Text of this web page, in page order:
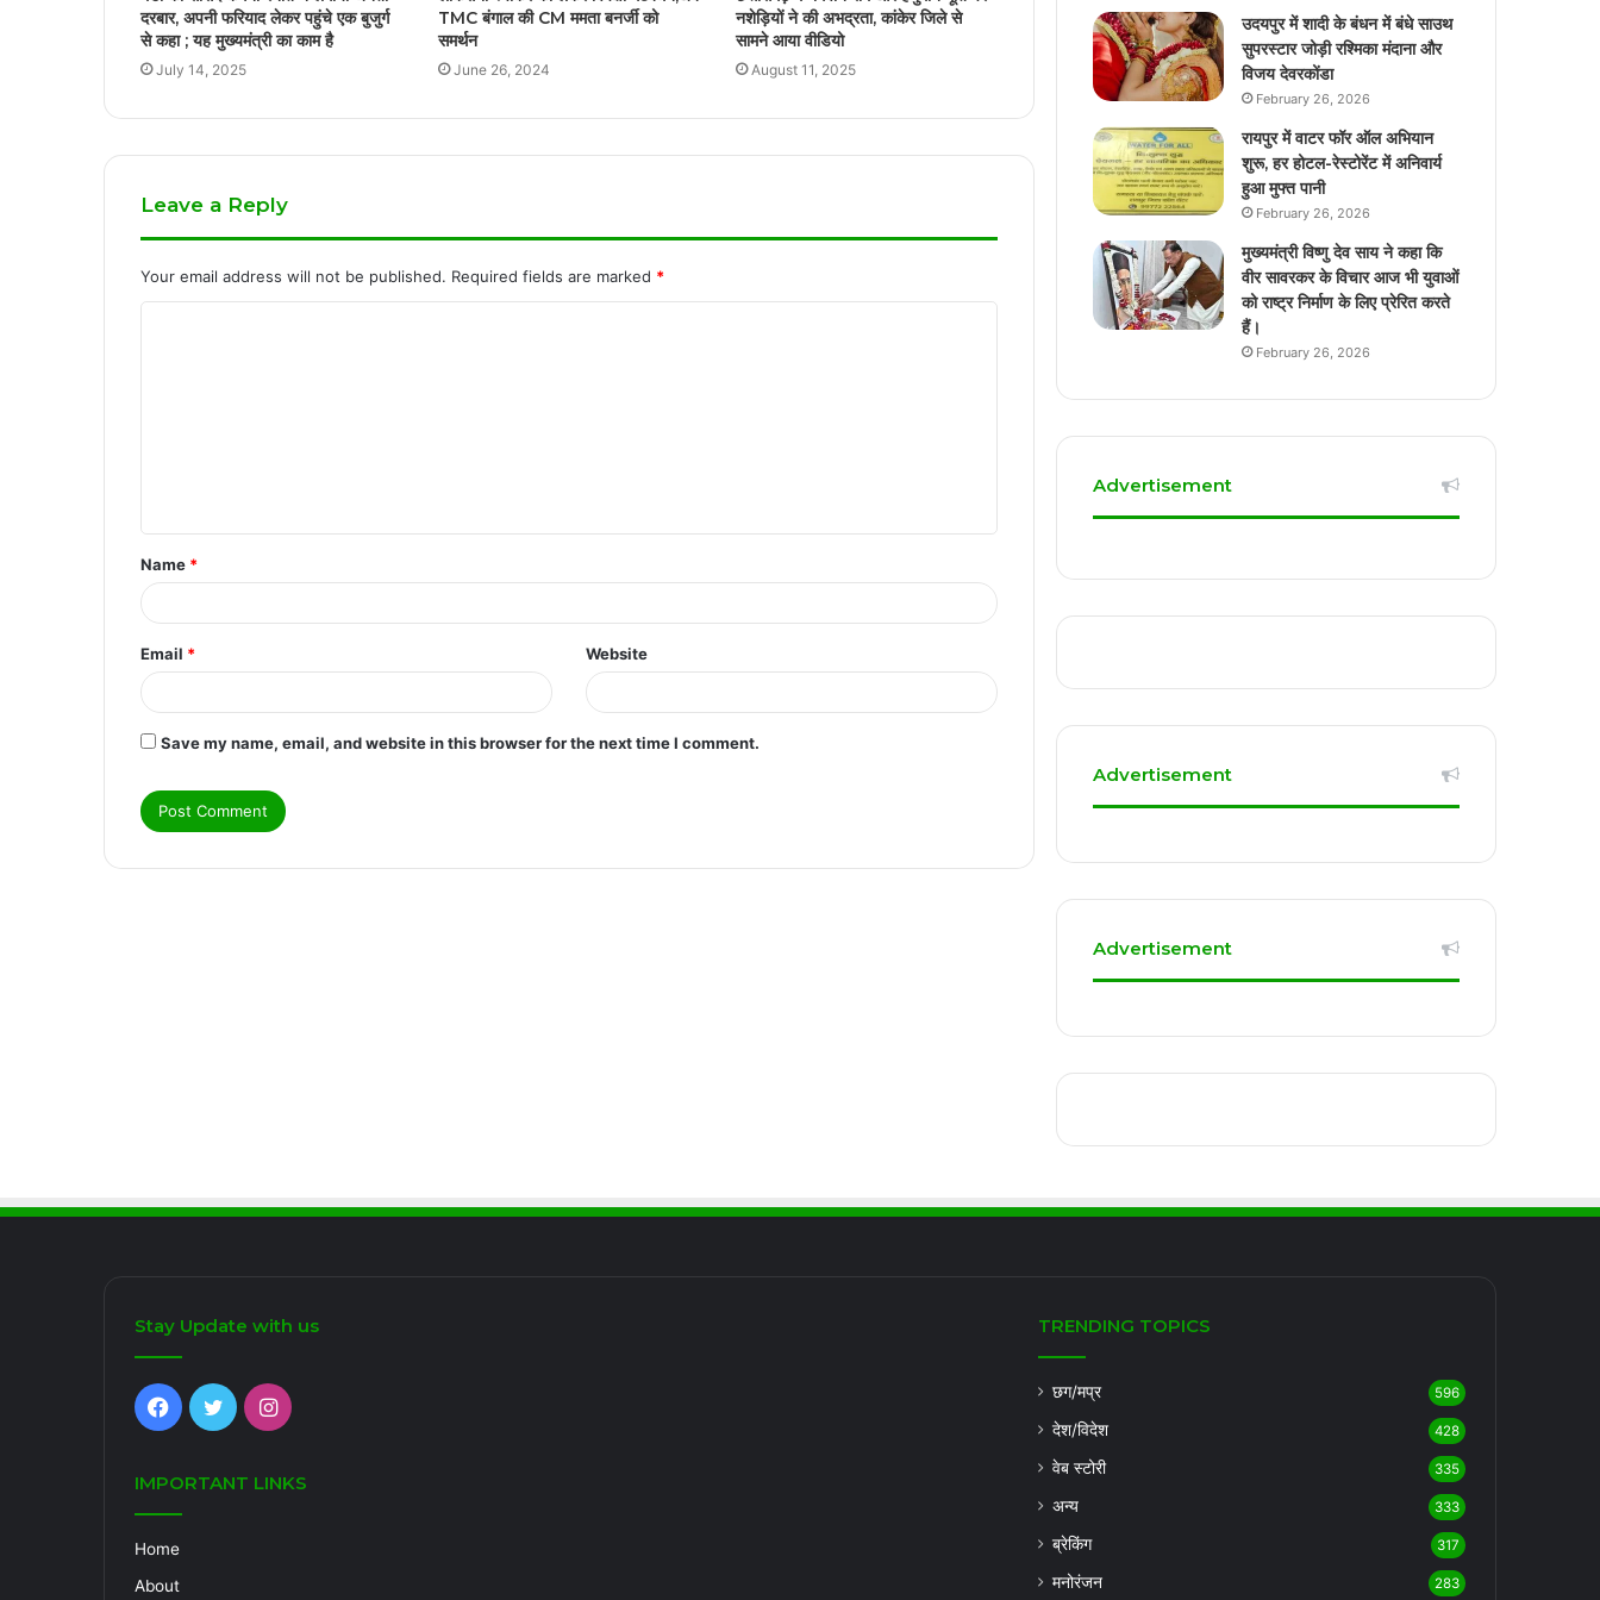
फरवरी को जाएंगे बस्तर
से लिया 5 साल का ब्रेक, स्वास्थ्य समस्याओं को
ने की मजेदार बात, वीडियो हो रहा गायरल
दरबार, अपनी फरियाद लेकर पहुंचे एक बुजुर्ग
से कहा ; यह मुख्यमंत्री का काम है
July 14, 2025
TMC बंगाल की CM ममता बनर्जी को
समर्थन
June 26, 2024
नशेड़ियों ने की अभद्रता, कांकेर जिले से
सामने आया वीडियो
August 11, 2025
Leave a Reply
Your email address will not be published. Required fields are marked *
t
*
Name *
Email * Website
Save my name, email, and website in this browser for the next time I comment.
उदयपुर में शादी के बंधन में बंधे साउथ
सुपरस्टार जोड़ी रश्मिका मंदाना और
विजय देवरकोंडा
February 26, 2026
रायपुर में वाटर फॉर ऑल अभियान
शुरू, हर होटल-रेस्टोरेंट में अनिवार्य
हुआ मुफ्त पानी
February 26, 2026
मुख्यमंत्री विष्णु देव साय ने कहा कि
वीर सावरकर के विचार आज भी युवाओं
को राष्ट्र निर्माण के लिए प्रेरित करते
हैं।
February 26, 2026
Advertisement
Advertisement
Advertisement
Stay Update with us
Facebook
TwitterInstagram
IMPORTANT LINKS
Home
About
TRENDING TOPICS
छग/मप्र 596
देश/विदेश 428
वेब स्टोरी 335
अन्य 333
ब्रेकिंग 317
मनोरंजन 283